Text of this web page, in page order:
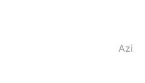
Azi